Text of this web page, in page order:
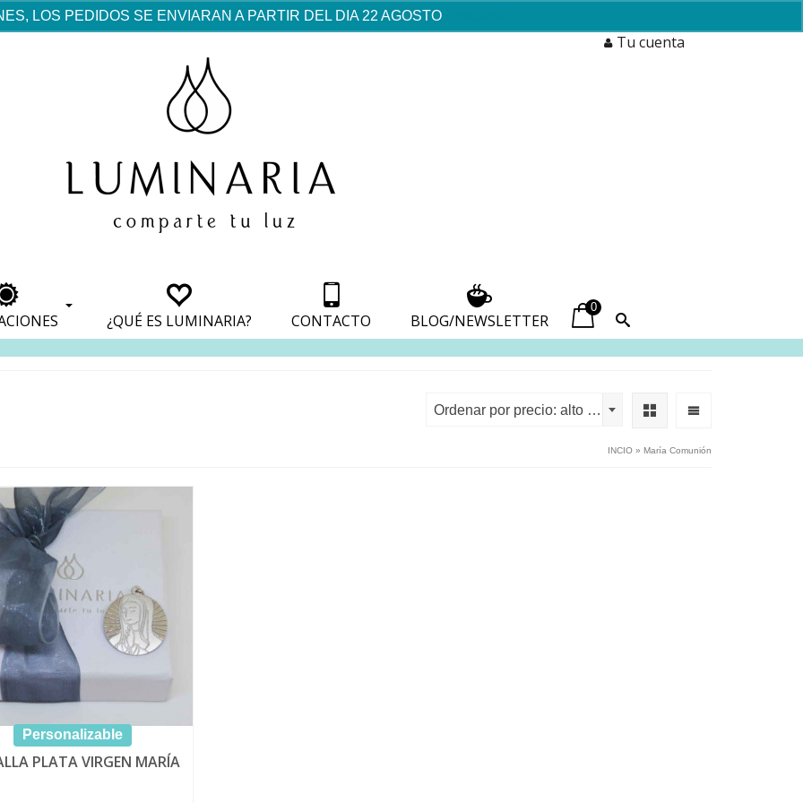
LOS PEDIDOS SE ENVIARAN A PARTIR DEL DIA 22 AGOSTO
Tu cuenta
avec une analyse de son
¿QUÉ ES LUMINARIA? CONTACTO BLOG/NEWSLETTER
0
Ordenar por precio: alto a bajo
INCIO » María Comunión
Personalizable
PLATA VIRGEN MARÍA